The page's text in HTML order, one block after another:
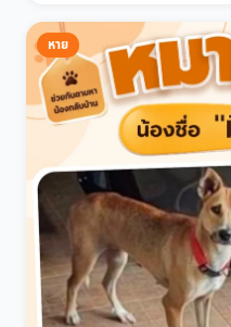
หาย